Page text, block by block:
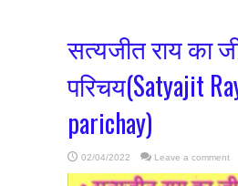
सत्यजीत राय का
परिचय(Satyajit
parichay)
02/04/2022 Leave a comment